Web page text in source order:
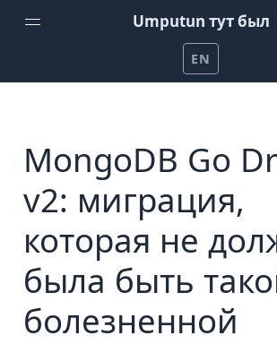
Umputun тут был
Домой
Подкаст Радио-Т
Канал на YouTube
Проекты Umputun
Помочь на patreon
EN
MongoDB Go
v2: миграция,
которая не
была быть
болезненной